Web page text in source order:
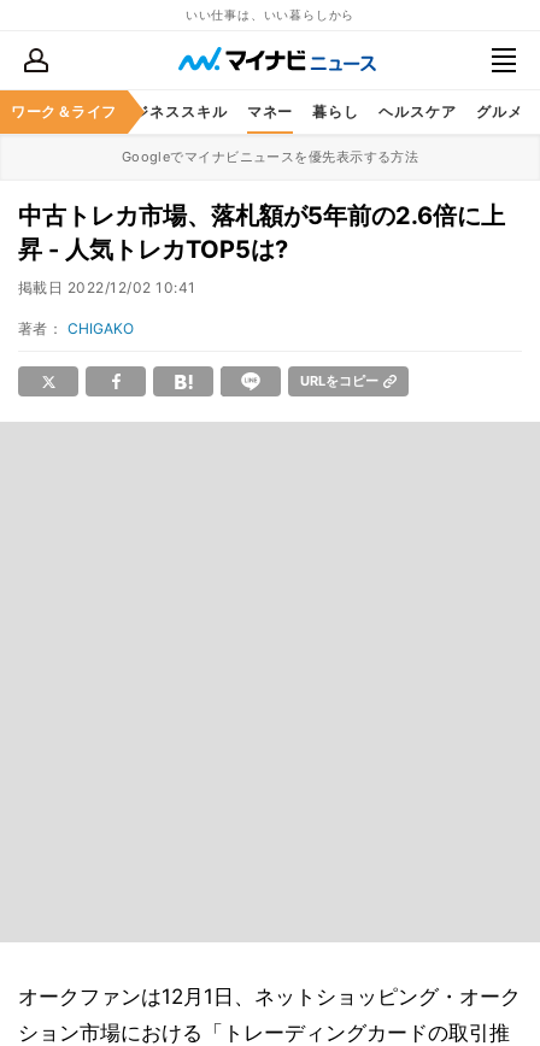
いい仕事は、いい暮らしから
ワーク＆ライフ
キャリア ビジネススキル マネー 暮らし ヘルスケア グルメ
Googleでマイナビニュースを優先表示する方法
中古トレカ市場、落札額が5年前の2.6倍に上
昇 - 人気トレカTOP5は?
掲載日 2022/12/02 10:41
著者： CHIGAKO
URLをコピー
オークファンは12月1日、ネットショッピング・オーク
ション市場における「トレーディングカードの取引推